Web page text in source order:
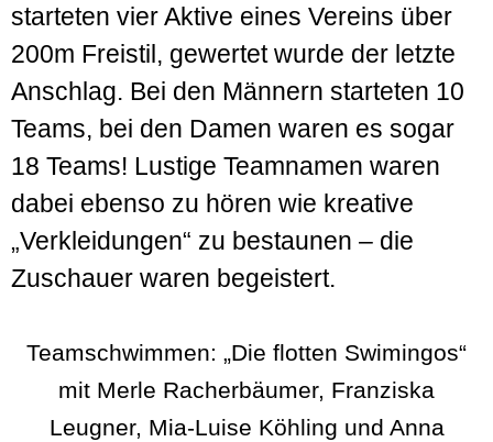
starteten vier Aktive eines Vereins über
200m Freistil, gewertet wurde der letzte
Anschlag. Bei den Männern starteten 10
Teams, bei den Damen waren es sogar
18 Teams! Lustige Teamnamen waren
dabei ebenso zu hören wie kreative
„Verkleidungen“ zu bestaunen – die
Zuschauer waren begeistert.
Teamschwimmen: „Die flotten Swimingos“
mit Merle Racherbäumer, Franziska
Leugner, Mia-Luise Köhling und Anna